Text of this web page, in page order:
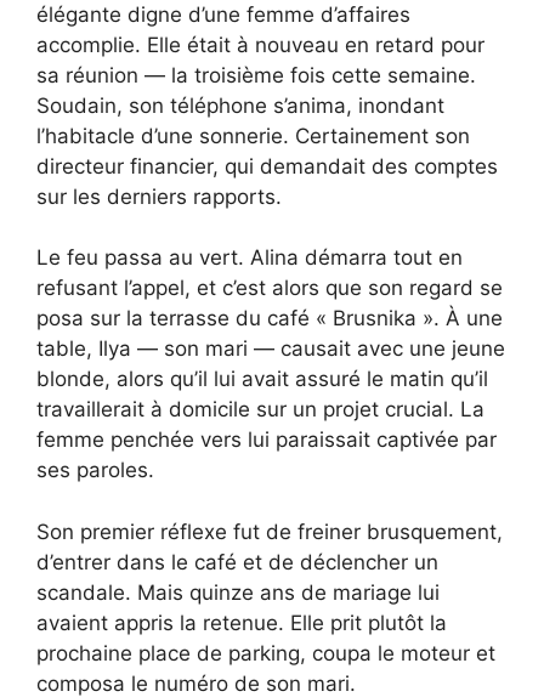
élégante digne d’une femme d’affaires
accomplie. Elle était à nouveau en retard pour
sa réunion — la troisième fois cette semaine.
Soudain, son téléphone s’anima, inondant
l’habitacle d’une sonnerie. Certainement son
directeur financier, qui demandait des comptes
sur les derniers rapports.
Le feu passa au vert. Alina démarra tout en
refusant l’appel, et c’est alors que son regard se
posa sur la terrasse du café « Brusnika ». À une
table, Ilya — son mari — causait avec une jeune
blonde, alors qu’il lui avait assuré le matin qu’il
travaillerait à domicile sur un projet crucial. La
femme penchée vers lui paraissait captivée par
ses paroles.
Son premier réflexe fut de freiner brusquement,
d’entrer dans le café et de déclencher un
scandale. Mais quinze ans de mariage lui
avaient appris la retenue. Elle prit plutôt la
prochaine place de parking, coupa le moteur et
composa le numéro de son mari.